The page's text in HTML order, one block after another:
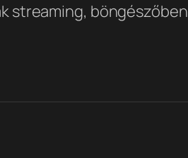
streaming, böngészőben